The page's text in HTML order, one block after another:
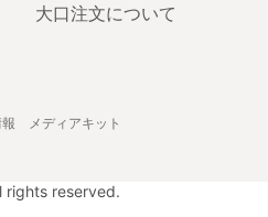
大口注文について
メディアキット
rights reserved.